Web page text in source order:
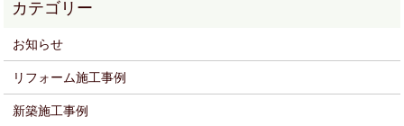
お知らせ
リフォーム施工事例
新築施工事例